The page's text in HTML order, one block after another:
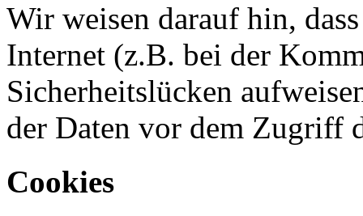
Wir weisen darauf hin,
Internet (z.B. bei der
Sicherheitslücken
der Daten vor dem Zugriff
Cookies